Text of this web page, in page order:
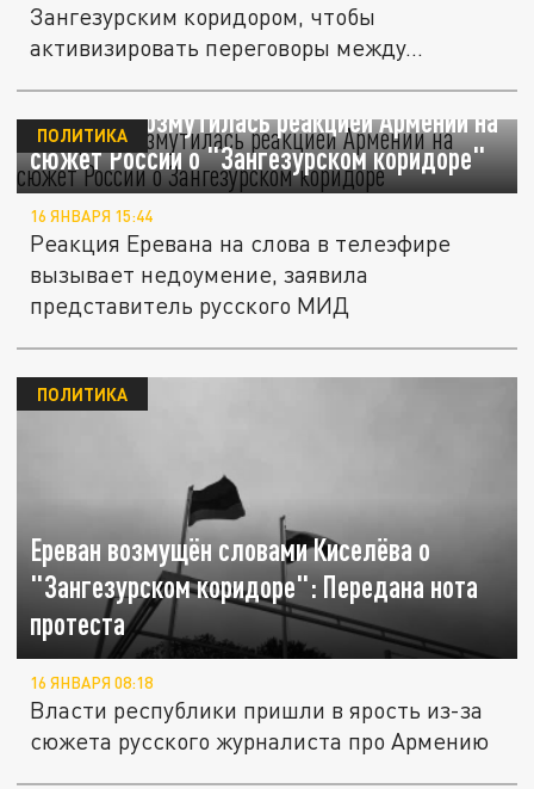
Зангезурским коридором, чтобы
активизировать переговоры между...
Захарова возмутилась реакцией Армении на
сюжет России о "Зангезурском коридоре"
ПОЛИТИКА
16 ЯНВАРЯ 15:44
Реакция Еревана на слова в телеэфире
вызывает недоумение, заявила
представитель русского МИД
Ереван возмущён словами Киселёва о
"Зангезурском коридоре": Передана нота
протеста
ПОЛИТИКА
16 ЯНВАРЯ 08:18
Власти республики пришли в ярость из-за
сюжета русского журналиста про Армению